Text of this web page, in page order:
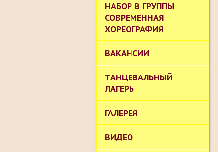
НАБОР В ГРУППЫ
СОВРЕМЕННАЯ
ХОРЕОГРАФИЯ
ВАКАНСИИ
ТАНЦЕВАЛЬНЫЙ
ЛАГЕРЬ
ГАЛЕРЕЯ
ВИДЕО